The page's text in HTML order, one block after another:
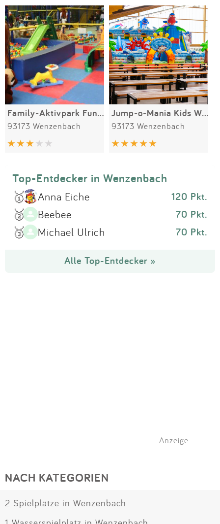
Anmelden
SPIELGERÄTE
Alle Filter (1) zurücksetzen
Family-Aktivpark Funclub Grünthal
93173 Wenzenbach
Jump-o-Mania Kids World
93173 Wenzenbach
Top-Entdecker in Wenzenbach
🥇 Anna Eiche 120 Pkt.
🥈 Beebee 70 Pkt.
🥉 Michael Ulrich 70 Pkt.
Alle Top-Entdecker »
Anzeige
NACH KATEGORIEN
2 Spielplätze in Wenzenbach